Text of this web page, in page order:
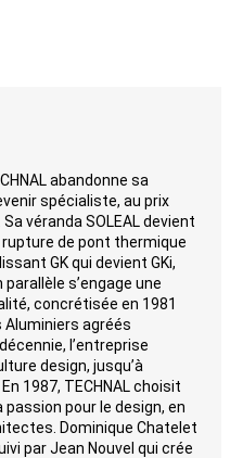
abandonne sa
spécialiste, au prix
véranda SOLEAL devient
de pont thermique
GK qui devient GKi,
parallèle s’engage une
concrétisée en 1981
Aluminiers agréés
l’entreprise
design, jusqu’à
1987, TECHNAL choisit
pour le design, en
Dominique Chatelet
par Jean Nouvel qui crée